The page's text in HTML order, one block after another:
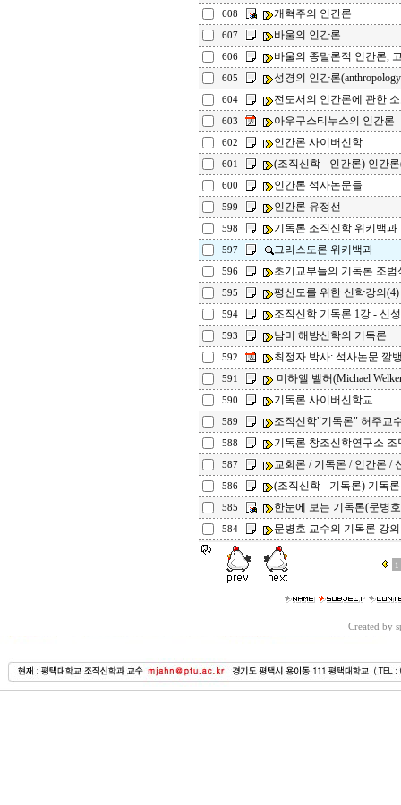
608 개혁주의 인간론
607 바울의 인간론
606 바울의 종말론적 인간론,
605 성경의 인간론
604 전도서의 인간론에 관한
603 아우구스티누스의 인간론
602 인간론 사이버신학
601 (조직신학 - 인간론) 인간
600 인간론 석사논문들
599 인간론 유정선
598 기독론 조직신학 위키백과
597 그리스도론 위키백과
596 초기교부들의 기독
595 평신도를 위한 신학강의
594 조직신학 기독론 1강 - 신
593 남미 해방신학의 기독론
592 최정자 박사: 석사논문 깔
591 미하엘 벨허(Michael
590 기독론 사이버신학교
589 조직신학"기독론" 허주교
588 기독론 창조신학연구소 조
587 교회론 / 기독론 / 인간론 /
586 (조직신학 - 기독론) 기독론
585 한눈에 보는 기독론(문병
584 문병호 교수의 기독론 강의
1
Created by